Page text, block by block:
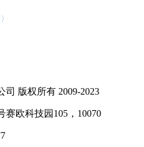
版权所有 2009-2023
赛欧科技园105，10070